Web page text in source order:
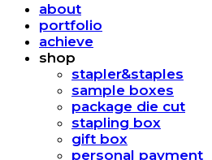
about
portfolio
achieve
shop
stapler&staples
sample boxes
package die cut
stapling box
gift box
personal payment